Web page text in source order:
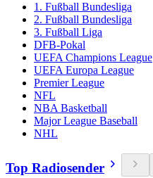
1. Fußball Bundesliga
2. Fußball Bundesliga
3. Fußball Liga
DFB-Pokal
UEFA Champions League
UEFA Europa League
Premier League
NFL
NBA Basketball
Major League Baseball
NHL
Top Radiosender